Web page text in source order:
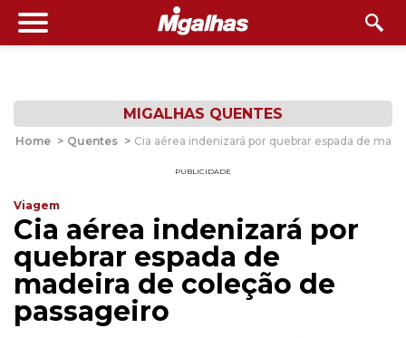
MIGALHAS QUENTES
Home > Quentes > Cia aérea indenizará por quebrar espada de
PUBLICIDADE
Viagem
Cia aérea indenizará por
quebrar espada de
madeira de coleção de
passageiro